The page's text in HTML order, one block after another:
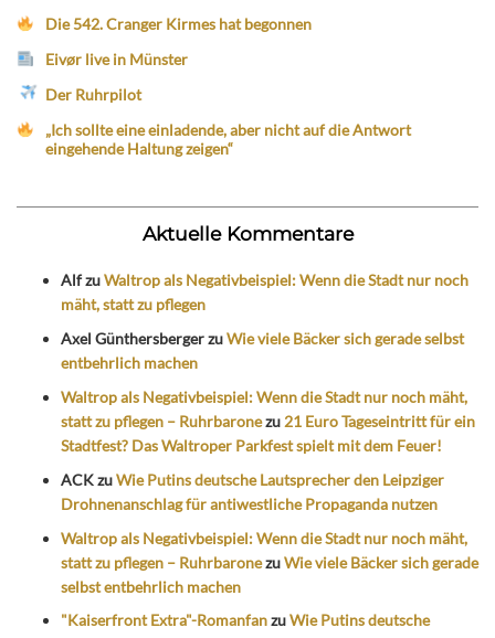
Die 542. Cranger Kirmes hat begonnen
Eivør live in Münster
Der Ruhrpilot
„Ich sollte eine einladende, aber nicht auf die Antwort
eingehende Haltung zeigen“
Aktuelle Kommentare
AlfzuWaltrop als Negativbeispiel: Wenn die Stadt nur noch
mäht, statt zu pflegen
Axel GünthersbergerzuWie viele Bäcker sich gerade selbst
entbehrlich machen
Waltrop als Negativbeispiel: Wenn die Stadt nur noch mäht,
statt zu pflegen – Ruhrbaronezu 21 Euro Tageseintritt für ein
Stadtfest? Das Waltroper Parkfest spielt mit dem Feuer!
ACKzuWie Putins deutsche Lautsprecher den Leipziger
Drohnenanschlag für antiwestliche Propaganda nutzen
Waltrop als Negativbeispiel: Wenn die Stadt nur noch mäht,
statt zu pflegen – RuhrbaronezuWie viele Bäcker sich gerade
selbst entbehrlich machen
"Kaiserfront Extra"-RomanfanzuWie Putins deutsche